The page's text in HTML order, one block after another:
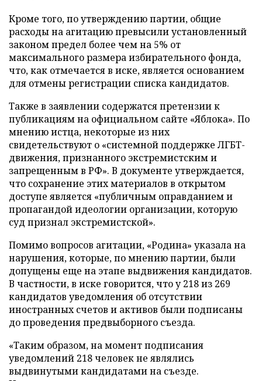
Кроме того, по утверждению партии, общие
расходы на агитацию превысили установленный
законом предел более чем на 5% от
максимального размера избирательного фонда,
что, как отмечается в иске, является основанием
для отмены регистрации списка кандидатов.
Также в заявлении содержатся претензии к
публикациям на официальном сайте «Яблока». По
мнению истца, некоторые из них
свидетельствуют о «системной поддержке ЛГБТ-
движения, признанного экстремистским и
запрещенным в РФ». В документе утверждается,
что сохранение этих материалов в открытом
доступе является «публичным оправданием и
пропагандой идеологии организации, которую
суд признал экстремистской».
Помимо вопросов агитации, «Родина» указала на
нарушения, которые, по мнению партии, были
допущены еще на этапе выдвижения кандидатов.
В частности, в иске говорится, что у 218 из 269
кандидатов уведомления об отсутствии
иностранных счетов и активов были подписаны
до проведения предвыборного съезда.
«Таким образом, на момент подписания
уведомлений 218 человек не являлись
выдвинутыми кандидатами на съезде.